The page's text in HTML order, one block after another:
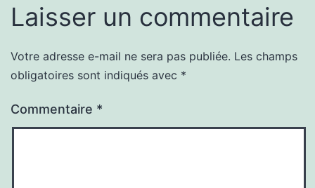
Laisser un commentaire
Votre adresse e-mail ne sera pas publiée. Les champs
obligatoires sont indiqués avec *
Commentaire *